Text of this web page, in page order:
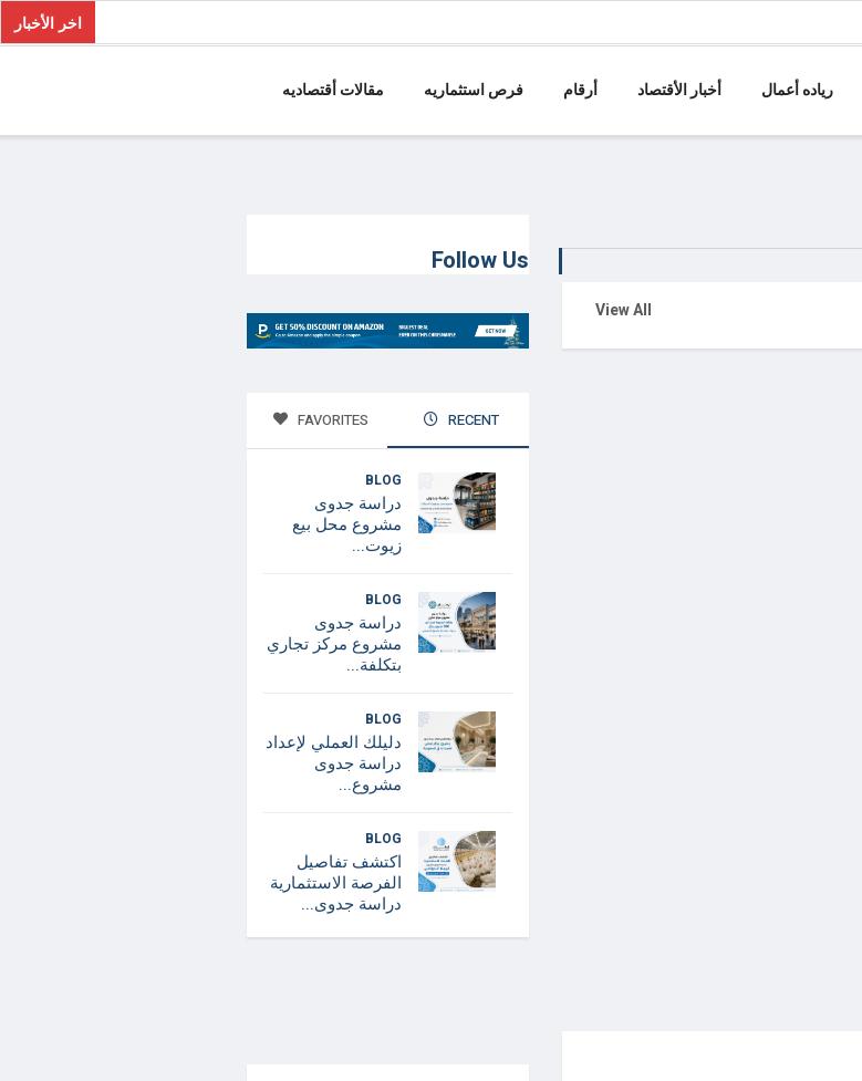
اخر الأخبار
رياده أعمال أخبار الأقتصاد أرقام فرص استثماريه مقالات أقتصاديه
View All
Follow Us
RECENT
FAVORITES
BLOG
دراسة جدوى
مشروع محل بيع
زيوت...
BLOG
دراسة جدوى
مشروع مركز تجاري
بتكلفة...
BLOG
دليلك العملي لإعداد
دراسة جدوى
مشروع...
BLOG
اكتشف تفاصيل
الفرصة الاستثمارية
دراسة جدوى...